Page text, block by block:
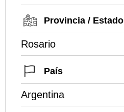
Provincia / Estado
Rosario
País
Argentina